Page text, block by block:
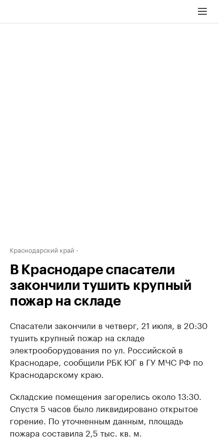
Краснодарский край
В Краснодаре спасатели
закончили тушить крупный
пожар на складе
Спасатели закончили в четверг, 21 июля, в 20:30
тушить крупный пожар на складе
электрооборудования по ул. Российской в
Краснодаре, сообщили РБК ЮГ в ГУ МЧС РФ по
Краснодарскому краю.
Складские помещения загорелись около 13:30.
Спустя 5 часов было ликвидировано открытое
горение. По уточненным данным, площадь
пожара составила 2,5 тыс. кв. м.